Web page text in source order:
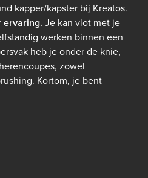
kapper/kapster bij Kreatos.
ervaring. Je kan vlot met je
werken binnen een
heb je onder de knie,
zowel
Kortom, je bent